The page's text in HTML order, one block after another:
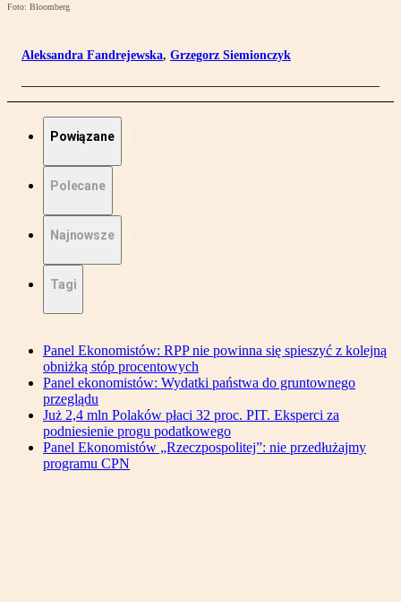
Foto: Bloomberg
Aleksandra Fandrejewska, Grzegorz Siemionczyk
Powiązane
Polecane
Najnowsze
Tagi
Panel Ekonomistów: RPP nie powinna się spieszyć z kolejną
obniżką stóp procentowych
Panel ekonomistów: Wydatki państwa do gruntownego
przeglądu
Już 2,4 mln Polaków płaci 32 proc. PIT. Eksperci za
podniesienie progu podatkowego
Panel Ekonomistów „Rzeczpospolitej”: nie przedłużajmy
programu CPN